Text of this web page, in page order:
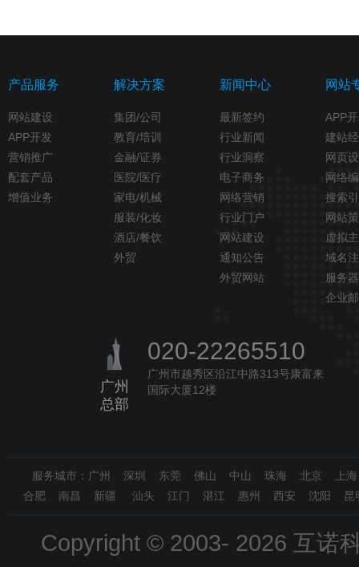
产品服务
网站建设
APP开发
营销推广
配套产品
增值业务
解决方案
集团/公司
教育/培训
金融/证券
医院/医疗
家电/机械
服装/化妆
酒店/餐饮
外贸
新闻中心
最新签约
行业新闻
行业洞察
电子商务
网络营销
行业门户
网站建设
通知公告
外贸网站
网站
APP
建站
网页
网络
搜索
网站
虚拟
域名
服务器
企业
广州
总部
020-22265510
广州市越秀区沿江中路313号康富来
国际大厦12楼
服务城市：广州 深圳 东莞 佛山 中山 珠海 北京
合肥 南昌 新疆 汕头 江门 湛江 惠州 西安 沈阳
Copyright © 2003- 2026 互诺